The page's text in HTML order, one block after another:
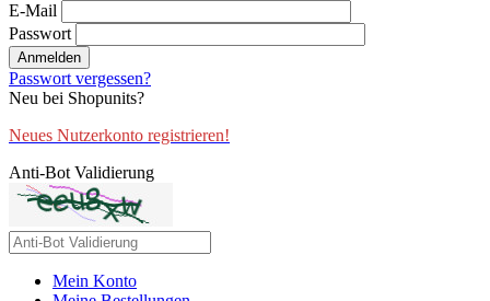
E-Mail
Passwort
Anmelden
Passwort vergessen?
Neu bei Shopunits?
Neues Nutzerkonto registrieren!
Anti-Bot Validierung
Mein Konto